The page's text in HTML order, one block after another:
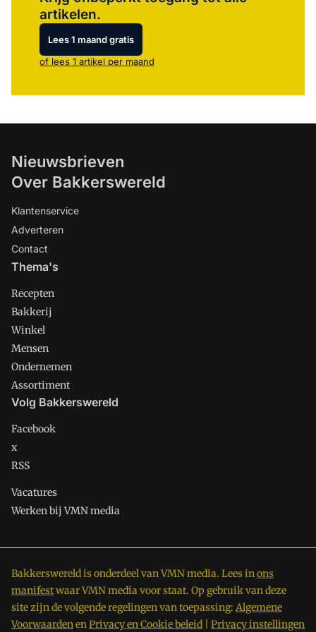
artikelen.
Lees 1 maand gratis
of lees 1 artikel per maand
Nieuwsbrieven
Over Bakkerswereld
Klantenservice
Adverteren
Contact
Thema's
Recepten
Bakkerij
Winkel
Mensen
Ondernemen
Assortiment
Volg Bakkerswereld
Facebook
x
RSS
Vacatures
Werken bij VMN media
Bakkerswereld is onderdeel van VMN media. Lees inons
manifestwaar VMN media voor staat. Op gebruik van deze
site zijn de volgende regelingen van toepassing: Algemene
VoorwaardenenPrivacy en Cookie beleid Privacy instellingen